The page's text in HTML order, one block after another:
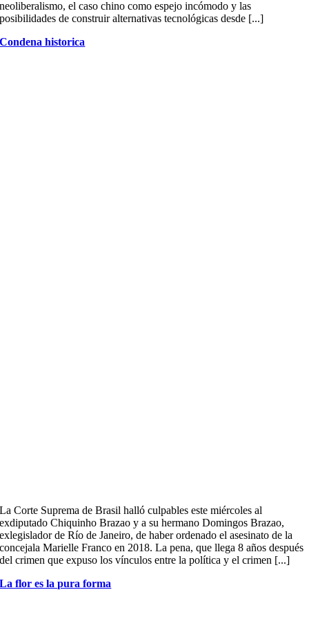
neoliberalismo, el caso chino como espejo incómodo y las
posibilidades de construir alternativas tecnológicas desde [...]
Condena historica
La Corte Suprema de Brasil halló culpables este miércoles al
exdiputado Chiquinho Brazao y a su hermano Domingos Brazao,
exlegislador de Río de Janeiro, de haber ordenado el asesinato de la
concejala Marielle Franco en 2018. La pena, que llega 8 años después
del crimen que expuso los vínculos entre la política y el crimen [...]
La flor es la pura forma